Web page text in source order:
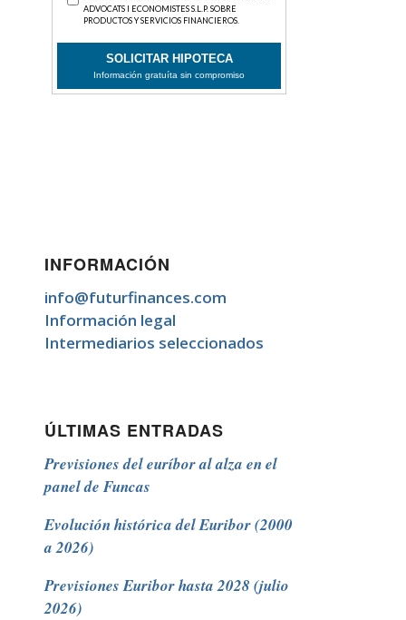
INFORMACIÓN
info@futurfinances.com
Información legal
Intermediarios seleccionados
ÚLTIMAS ENTRADAS
Previsiones del euríbor al alza en el
panel de Funcas
Evolución histórica del Euribor (2000
a 2026)
Previsiones Euribor hasta 2028 (julio
2026)